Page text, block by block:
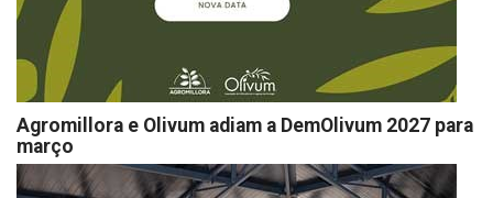
Agromillora e Olivum adiam a DemOlivum 2027 para
março